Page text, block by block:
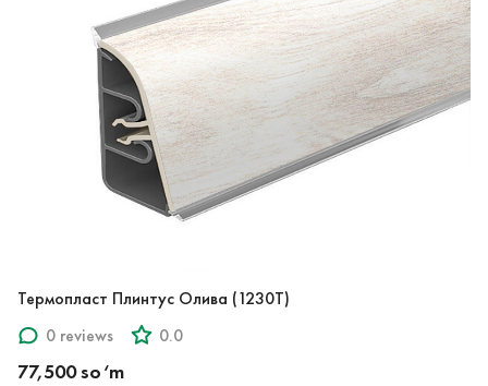
Термопласт Плинтус Олива (1230T)
0 reviews
0.0
77,500 so‘m